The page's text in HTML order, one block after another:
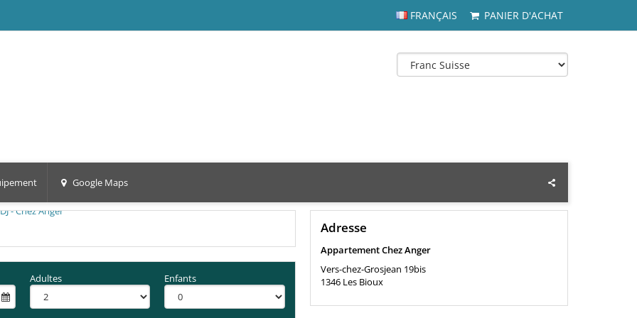
FRANÇAIS PANIER D'ACHAT
Google Maps
Adultes Enfants
Adresse
Appartement Chez Anger
Vers-chez-Grosjean 19bis
1346 Les Bioux